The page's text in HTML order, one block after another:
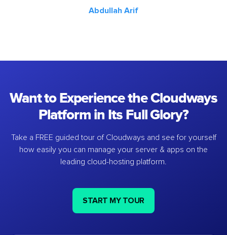
Abdullah Arif
Want to Experience the Cloudways
Platform in Its Full Glory?
Take a FREE guided tour of Cloudways and see for yourself
how easily you can manage your server & apps on the
leading cloud-hosting platform.
START MY TOUR